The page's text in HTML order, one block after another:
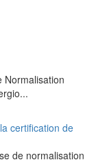
Normalisation
certification de
de normalisation